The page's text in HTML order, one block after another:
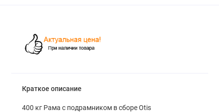
Краткое описание
400 кг Рама с подрамником в сборе Otis